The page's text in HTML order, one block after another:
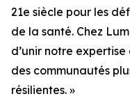
21e siècle pour les
de la santé. Chez
d’unir notre
des communautés
résilientes. »